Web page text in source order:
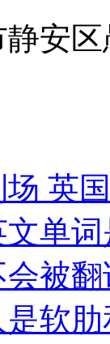
静安区
英
单
被
软